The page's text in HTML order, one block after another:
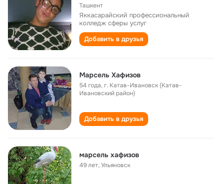
Ташкент
Яккасарайский профессиональный
колледж сферы услуг
Добавить в друзья
Марсель Хафизов
54 года,г. Катав-Ивановск (Катав-
Ивановский район)
Добавить в друзья
марсель хафизов
49 лет,Ульяновск